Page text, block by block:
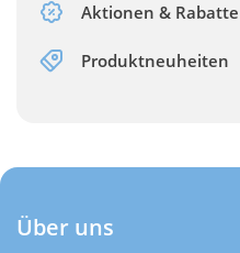
Aktionen & Rabatte
Produktneuheiten
Über uns